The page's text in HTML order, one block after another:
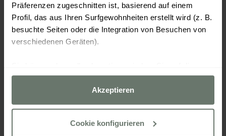
Präferenzen zugeschnitten ist, basierend auf einem
Profil, das aus Ihren Surfgewohnheiten erstellt wird (z. B.
besuchte Seiten oder die Integration von Besuchen von
verschiedenen Geräten).
Option „Akzeptieren“ klicken, alle außer den unbedingt
erforderlichen ablehnen, indem Sie auf „Ablehnen“
klicken, oder sie über die Schaltfläche „Cookies
Akzeptieren
Cookie konfigurieren